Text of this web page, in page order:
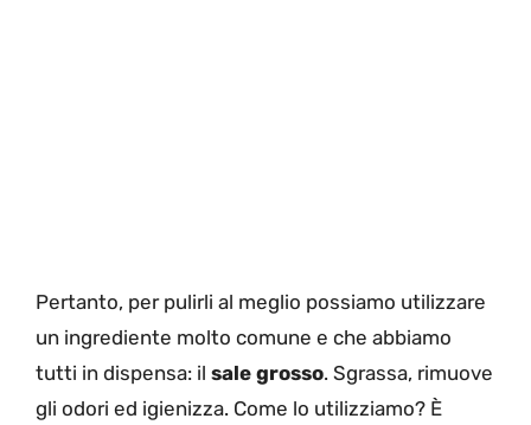
Pertanto, per pulirli al meglio possiamo utilizzare
un ingrediente molto comune e che abbiamo
tutti in dispensa: il sale grosso. Sgrassa, rimuove
gli odori ed igienizza. Come lo utilizziamo? È